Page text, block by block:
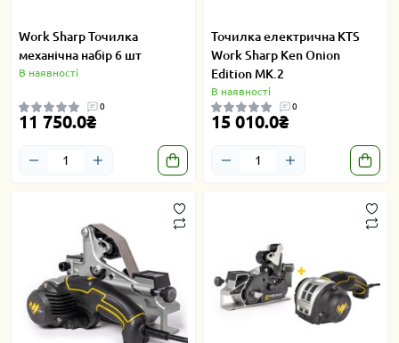
Work Sharp Точилка
механічна набір 6 шт
В наявності
0
11 750.0₴
Точилка електрична KTS
Work Sharp Ken Onion
Edition MK.2
В наявності
0
15 010.0₴